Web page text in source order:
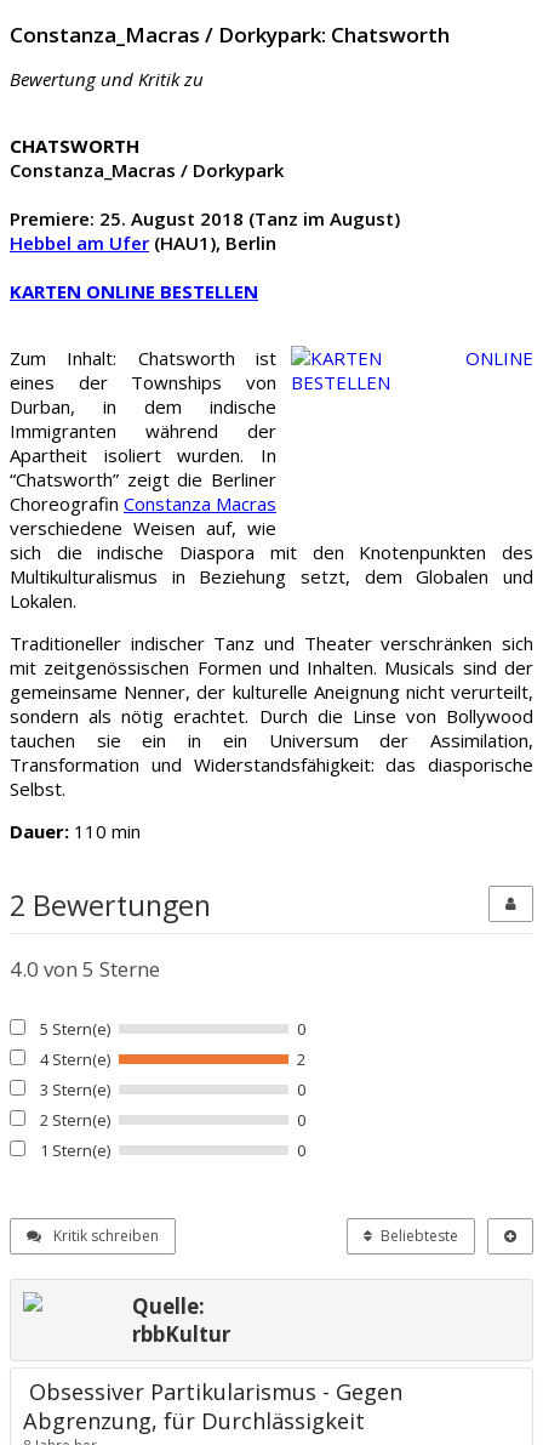
Constanza_Macras / Dorkypark: Chatsworth
Bewertung und Kritik zu
CHATSWORTH
Constanza_Macras / Dorkypark
Premiere: 25. August 2018 (Tanz im August)
Hebbel am Ufer (HAU1), Berlin
KARTEN ONLINE BESTELLEN
Zum Inhalt: Chatsworth ist
eines der Townships von
Durban, in dem indische
Immigranten während der
Apartheit isoliert wurden. In
“Chatsworth” zeigt die Berliner
Choreografin Constanza Macras
verschiedene Weisen auf, wie
sich die indische Diaspora mit den Knotenpunkten des
Multikulturalismus in Beziehung setzt, dem Globalen und
Lokalen.
Traditioneller indischer Tanz und Theater verschränken sich
mit zeitgenössischen Formen und Inhalten. Musicals sind der
gemeinsame Nenner, der kulturelle Aneignung nicht verurteilt,
sondern als nötig erachtet. Durch die Linse von Bollywood
tauchen sie ein in ein Universum der Assimilation,
Transformation und Widerstandsfähigkeit: das diasporische
Selbst.
Dauer: 110 min
2 Bewertungen
4.0 von 5 Sterne
5 Stern(e)
0
4 Stern(e)
2
3 Stern(e)
0
2 Stern(e)
0
1 Stern(e)
0
Kritik schreiben Beliebteste
Quelle:
rbbKultur
Obsessiver Partikularismus - Gegen
Abgrenzung, für Durchlässigkeit